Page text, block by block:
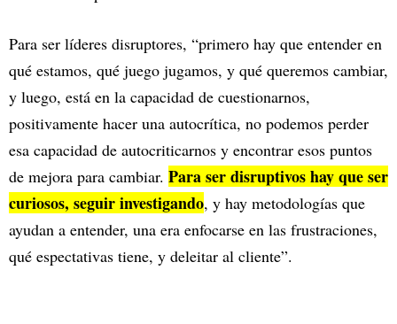
Para ser líderes disruptores, “primero hay que entender en
qué estamos, qué juego jugamos, y qué queremos cambiar,
y luego, está en la capacidad de cuestionarnos,
positivamente hacer una autocrítica, no podemos perder
esa capacidad de autocriticarnos y encontrar esos puntos
de mejora para cambiar. Para ser disruptivos hay que ser
curiosos, seguir investigando, y hay metodologías que
ayudan a entender, una era enfocarse en las frustraciones,
qué espectativas tiene, y deleitar al cliente”.